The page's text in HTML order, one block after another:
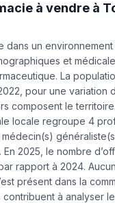
à vendre à
dans un environnement
et
La
pour une variation
composent le
locale regroupe 4
En 2025, le nombre
rapport à 2024.
présent dans la
à analyser